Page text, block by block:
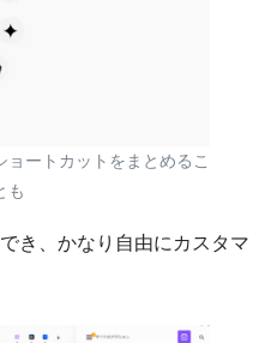
ートカットをまとめるこ
も
き、かなり自由にカスタマ